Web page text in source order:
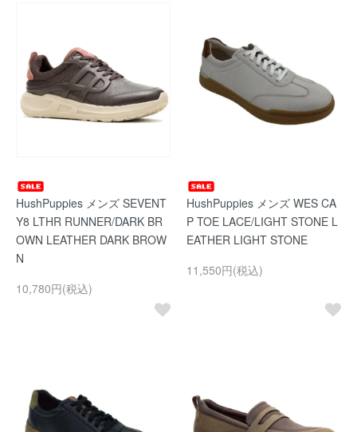
HushPuppies メンズ SEVENT
Y8 LTHR RUNNER/DARK BR
OWN LEATHER DARK BROW
N
10,780円(税込)
HushPuppies メンズ WES CA
P TOE LACE/LIGHT STONE L
EATHER LIGHT STONE
11,550円(税込)